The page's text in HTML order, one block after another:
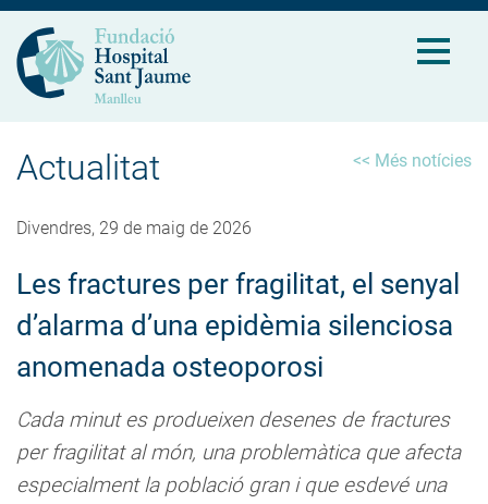
Actualitat << Més notícies
Divendres, 29 de maig de 2026
Les fractures per fragilitat, el senyal
d’alarma d’una epidèmia silenciosa
anomenada osteoporosi
Cada minut es produeixen desenes de fractures
per fragilitat al món, una problemàtica que afecta
especialment la població gran i que esdevé una